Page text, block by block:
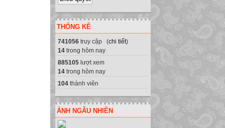
THỐNG KÊ
741056 truy cập (chi tiết)
14 trong hôm nay
885105 lượt xem
14 trong hôm nay
104 thành viên
ẢNH NGẪU NHIÊN